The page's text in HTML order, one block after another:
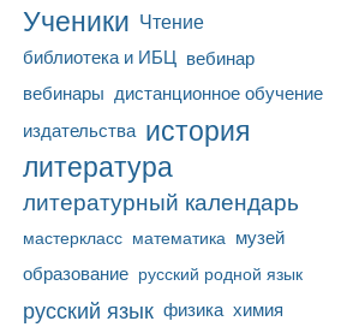
Ученики Чтение
библиотека и ИБЦ вебинар
вебинары дистанционное обучение
издательства история
литература
литературный календарь
мастеркласс математика музей
образование русский родной язык
русский язык физика химия